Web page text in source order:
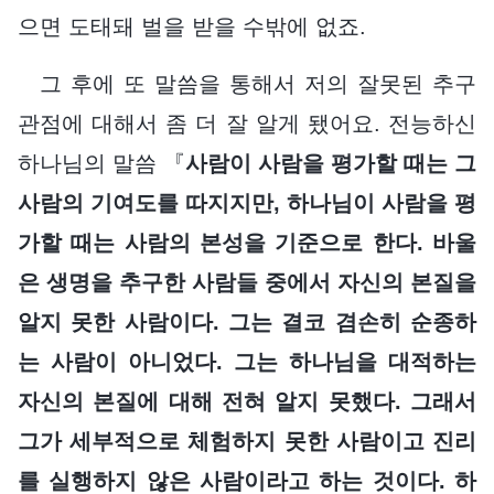
으면 도태돼 벌을 받을 수밖에 없죠.
그 후에 또 말씀을 통해서 저의 잘못된 추구
관점에 대해서 좀 더 잘 알게 됐어요. 전능하신
하나님의 말씀 『사람이 사람을 평가할 때는 그
사람의 기여도를 따지지만, 하나님이 사람을 평
가할 때는 사람의 본성을 기준으로 한다. 바울
은 생명을 추구한 사람들 중에서 자신의 본질을
알지 못한 사람이다. 그는 결코 겸손히 순종하
는 사람이 아니었다. 그는 하나님을 대적하는
자신의 본질에 대해 전혀 알지 못했다. 그래서
그가 세부적으로 체험하지 못한 사람이고 진리
를 실행하지 않은 사람이라고 하는 것이다. 하